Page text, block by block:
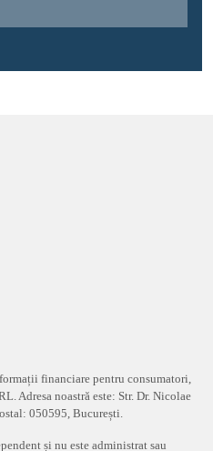
financiare pentru consumatori,
Adresa noastră este: Str. Dr. Nicolae
050595, București.
și nu este administrat sau